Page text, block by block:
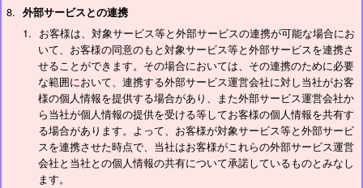
外部サービスとの連携
お客様は、対象サービス等と外部サービスの連携が可能な場合にお
いて、お客様の同意のもと対象サービス等と外部サービスを連携さ
せることができます。その場合においては、その連携のために必要
な範囲において、連携する外部サービス運営会社に対し当社がお客
様の個人情報を提供する場合があり、また外部サービス運営会社か
ら当社が個人情報の提供を受ける等してお客様の個人情報を共有す
る場合があります。よって、お客様が対象サービス等と外部サービ
スを連携させた時点で、当社はお客様がこれらの外部サービス運営
会社と当社との個人情報の共有について承諾しているものとみなし
ます。